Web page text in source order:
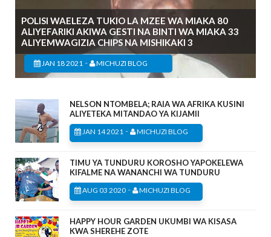
POLISI WAELEZA TUKIO LA MZEE WA MIAKA 80
ALIYEFARIKI AKIWA GESTI NA BINTI WA MIAKA 33
ALIYEMWAGIZIA CHIPS NA MISHIKAKI 3
JAN 18 2021 - MICHUZI BLOG
NELSON NTOMBELA; RAIA WA AFRIKA KUSINI
ALIYETEKA MITANDAO YA KIJAMII
JAN 14 2021 - MICHUZI BLOG
TIMU YA TUNDURU KOROSHO YAPOKELEWA
KIFALME NA WANANCHI WA TUNDURU
AUG 03 2020 - MICHUZI BLOG
HAPPY HOUR GARDEN UKUMBI WA KISASA
KWA SHEREHE ZOTE